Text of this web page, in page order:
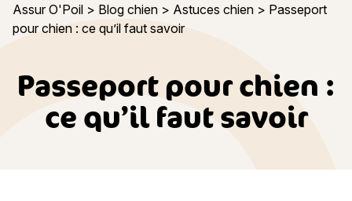
Assur O'Poil > Blog chien > Astuces chien > Passeport
pour chien : ce qu’il faut savoir
Passeport pour chien :
ce qu’il faut savoir